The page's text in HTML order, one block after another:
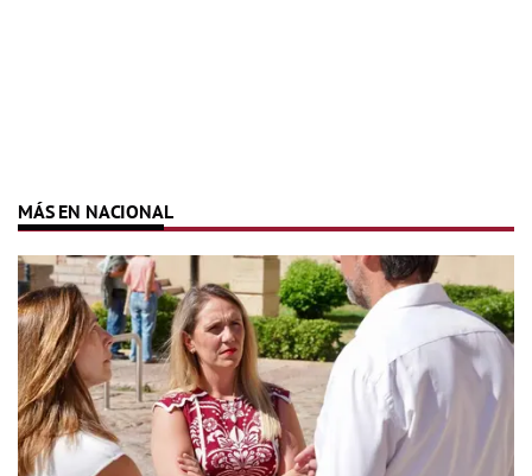
MÁS EN NACIONAL